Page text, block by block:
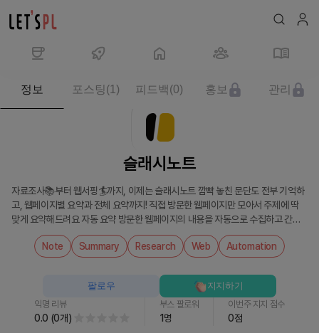
서
슬래시노트
자료조사📚부터 웹서핑🏄까지, 이제는 슬래시노트 깜빡 놓친 문단도 전부 기억하
고, 웹페이지별 요약과 전체 요약까지! 직접 방문한 웹페이지만 모아서 주제에 딱
맞게 요약해드려요 자동 요약 방문한 웹페이지의 내용을 자동으로 수집하고 간결
한 메모로 요약해줍니다. 주제를 지정하고 브라우징을 시작하세요. 주제 기반 요약
지정한 주제와 방문한 페이지를 기반으로 요약을 생성하여, 필요한 정보를 정확하
페이스로, 데이터 수집 및 요약 과정을 원활하게 만들어줍니다. 검색 결과 자동 열
기 지정한 주제에 대해 Google 검색을 자동으로 시작하여, 브라우징 과정을 처음
부터 간소화합니다.
Note Summary Research Web Automation
익명 리뷰
0.0 (0개)
부스 팔로워
1명
이번주 지지 점수
0점
팔로우 지지하기
정보 포스팅(1 ) 피드백 (0) 홍보 관리